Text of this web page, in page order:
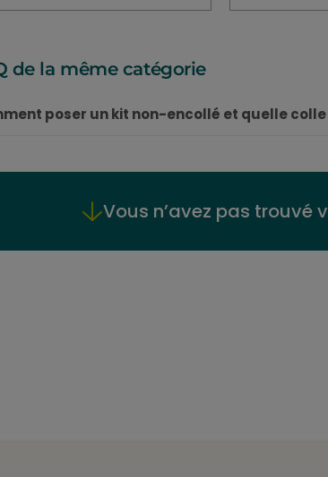
de la même catégorie
poser un kit non-encollé et quelle
Vous n’avez pas trouvé